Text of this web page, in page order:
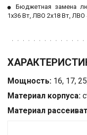
Бюджетная замена
1х36 Вт, ЛВО 2х18 Вт, ЛВО
Мощность: 16, 17,
Материал корпуса:
Материал